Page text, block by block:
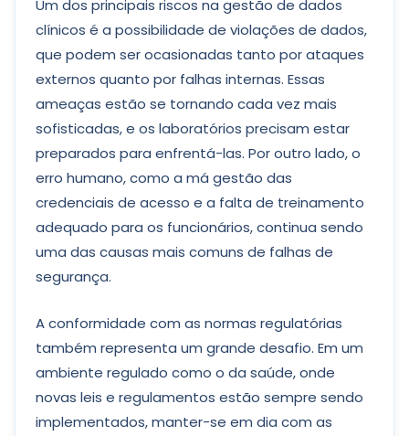
Um dos principais riscos na gestão de dados
clínicos é a possibilidade de violações de dados,
que podem ser ocasionadas tanto por ataques
externos quanto por falhas internas. Essas
ameaças estão se tornando cada vez mais
sofisticadas, e os laboratórios precisam estar
preparados para enfrentá-las. Por outro lado, o
erro humano, como a má gestão das
credenciais de acesso e a falta de treinamento
adequado para os funcionários, continua sendo
uma das causas mais comuns de falhas de
segurança.
A conformidade com as normas regulatórias
também representa um grande desafio. Em um
ambiente regulado como o da saúde, onde
novas leis e regulamentos estão sempre sendo
implementados, manter-se em dia com as